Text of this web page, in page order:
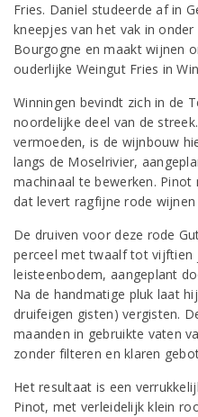
Fries. Daniel studeerde af in
kneepjes van het vak in
Bourgogne en maakt wijnen
ouderlijke Weingut Fries in
Winningen bevindt zich in de
noordelijke deel van de
vermoeden, is de wijnbouw
langs de Moselrivier,
machinaal te bewerken.
dat levert ragfijne rode wijnen
De druiven voor deze rode
perceel met twaalf tot vijftien
leisteenbodem, aangeplant
Na de handmatige pluk laat
druifeigen gisten) vergisten.
maanden in gebruikte vaten
zonder filteren en klaren
Het resultaat is een
Pinot, met verleidelijk klein